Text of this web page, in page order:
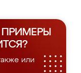
или